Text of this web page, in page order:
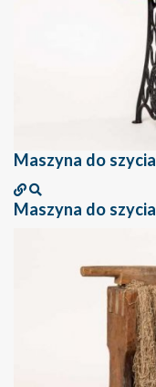
Maszyna do szycia
Maszyna do szycia